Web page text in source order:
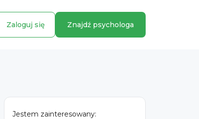
Zaloguj się Znajdź psychologa
Jestem zainteresowany: